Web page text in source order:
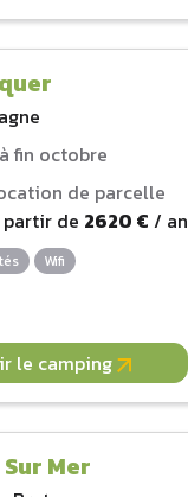
fin octobre
de parcelle
de 2620 € / an
Wifi
le camping
Mer